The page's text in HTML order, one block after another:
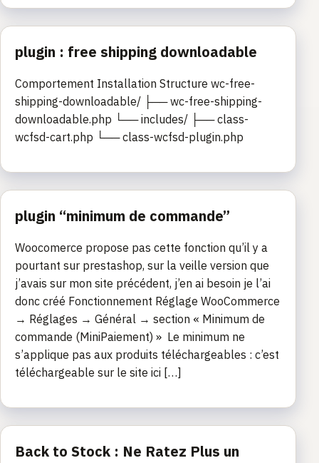
plugin : free shipping downloadable
Comportement Installation Structure wc-free-
shipping-downloadable/ ├── wc-free-shipping-
downloadable.php └── includes/ ├── class-
wcfsd-cart.php └── class-wcfsd-plugin.php
plugin “minimum de commande”
Woocomerce propose pas cette fonction qu’il y a
pourtant sur prestashop, sur la veille version que
j’avais sur mon site précédent, j’en ai besoin je l’ai
donc créé Fonctionnement Réglage WooCommerce
→ Réglages → Général → section « Minimum de
commande (MiniPaiement) » Le minimum ne
s’applique pas aux produits téléchargeables : c’est
téléchargeable sur le site ici […]
Back to Stock : Ne Ratez Plus un